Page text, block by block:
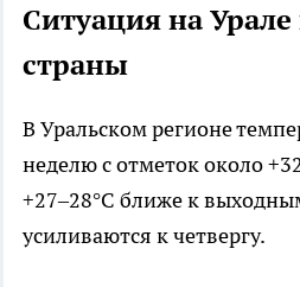
Ситуация на Урале
страны
В Уральском регионе
неделю с отметок около
+27–28°C ближе к
усиливаются к четвергу.